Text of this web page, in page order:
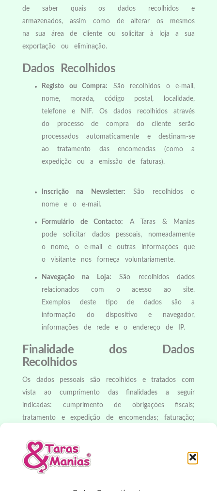
de saber quais os dados recolhidos e
armazenados, assim como de alterar os mesmos
na sua área de cliente ou solicitar à loja a sua
exportação ou eliminação.
Dados Recolhidos
Registo ou Compra: São recolhidos o e-mail,
nome, morada, código postal, localidade,
telefone e NIF. Os dados recolhidos através
do processo de compra do cliente serão
processados automaticamente e destinam-se
ao tratamento das encomendas (como a
expedição ou a emissão de faturas).
Inscrição na Newsletter: São recolhidos o
nome e o e-mail.
Formulário de Contacto: A Taras & Manias
pode solicitar dados pessoais, nomeadamente
o nome, o e-mail e outras informações que
o visitante nos forneça voluntariamente.
Navegação na Loja: São recolhidos dados
relacionados com o acesso ao site.
Exemplos deste tipo de dados são a
informação do dispositivo e navegador,
informações de rede e o endereço de IP.
Finalidade dos Dados
Recolhidos
Os dados pessoais são recolhidos e tratados com
vista ao cumprimento das finalidades a seguir
indicadas: cumprimento de obrigações fiscais;
tratamento e expedição de encomendas; faturação;
devolução de produtos ou reembolso do valor,
conforme a lei em vigor; e apoio ao cliente.
Para que o cliente esteja atualizado sobre o